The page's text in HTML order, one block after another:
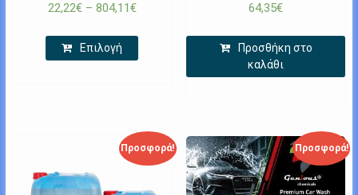
22,22€– 804,11€
Επιλογή
64,35€
Προσθήκη στο
καλάθι
Προσφορά! Προσφορά!